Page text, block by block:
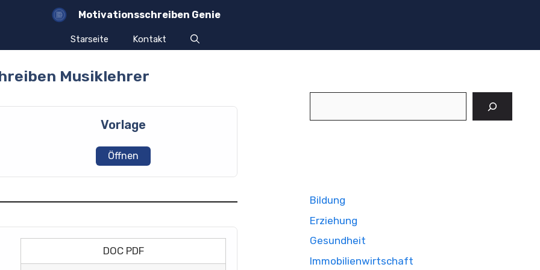
Motivationsschreiben Genie
Starseite Kontakt
Musiklehrer
Vorlage
Öffnen
DOC PDF
Bildung
Erziehung
Gesundheit
Immobilienwirtschaft